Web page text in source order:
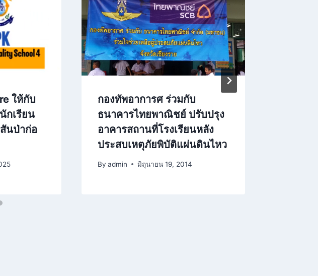
ให้กับ
กเรียน
นป่าก่อ
กองทัพอาการศ ร่วมกับ
ธนาคารไทยพาณิชย์ ปรับปรุง
อาคารสถานที่โรงเรียนหลัง
ประสบเหตุภัยพิบัติแผ่นดินไหว
By admin มิถุนายน 19, 2014